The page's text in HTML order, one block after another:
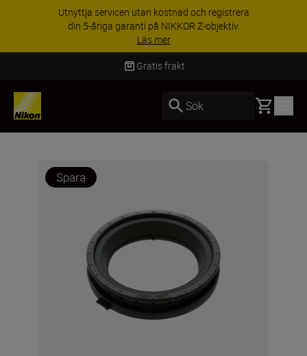
Utnyttja servicen utan kostnad och registrera
din 5-åriga garanti på NIKKOR Z-objektiv.
Läs mer
Gratis frakt
Sök Basket
Spara